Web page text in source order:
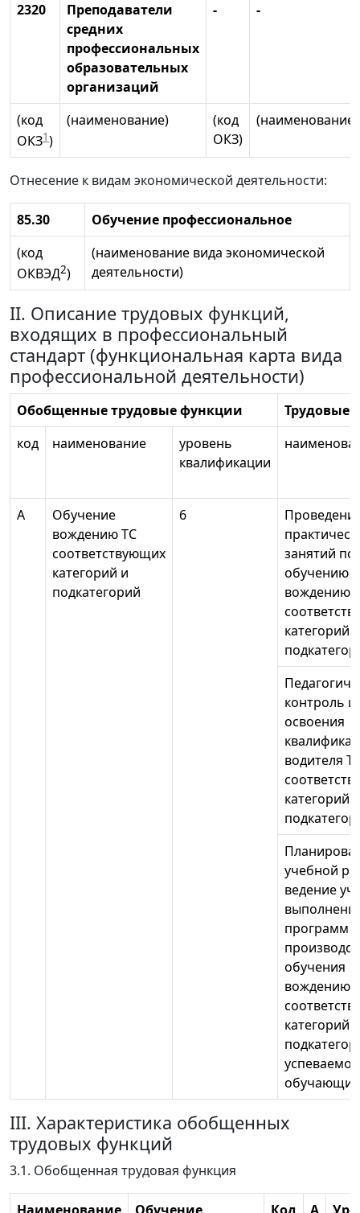
2320
Преподаватели
средних
профессиональных
образовательных
организаций
- -
(код
ОКЗ1)
(наименование)
(код
ОКЗ)
(наименование)
Отнесение к видам экономической деятельности:
85.30
Обучение профессиональное
(код
ОКВЭД2)
(наименование вида экономической
деятельности)
II. Описание трудовых функций,
входящих в профессиональный
стандарт (функциональная карта вида
профессиональной деятельности)
Обобщенные трудовые функции
Трудовые
код
наименование
уровень
квалификации
А
Обучение
вождению ТС
соответствующих
категорий и
подкатегорий
6
занятий по
обучению
вождению
категорий и
контроль и
освоения
водителя
категорий и
учебной
ведение
программ
обучения
вождению
категорий и
III. Характеристика обобщенных
трудовых функций
3.1. Обобщенная трудовая функция